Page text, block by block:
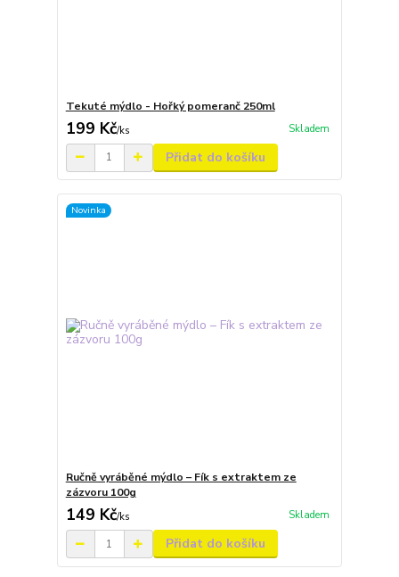
Tekuté mýdlo - Hořký pomeranč 250ml
199 Kč/ks Skladem
Přidat do košíku
Novinka
Ručně vyráběné mýdlo – Fík s extraktem ze
zázvoru 100g
149 Kč/ks Skladem
Přidat do košíku